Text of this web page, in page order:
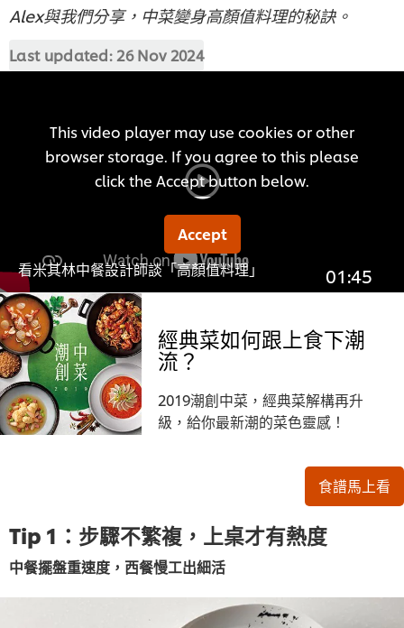
Alex與我們分享，中菜變身高顏值料理的秘訣。
Last updated: 26 Nov 2024
This video player may use cookies or other
browser storage. If you agree to this please
click the Accept button below.
Accept
看米其林中餐設計師談「高顏值料理」 01:45
經典菜如何跟上食下潮
流？
2019潮創中菜，經典菜解構再升
級，給你最新潮的菜色靈感！
食譜馬上看
Tip 1：步驟不繁複，上桌才有熱度
中餐擺盤重速度，西餐慢工出細活